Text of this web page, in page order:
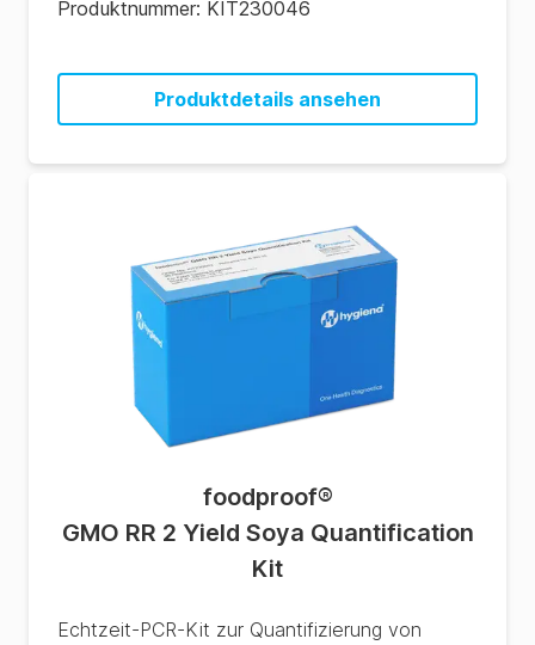
Produktnummer: KIT230046
Produktdetails ansehen
foodproof®
GMO RR 2 Yield Soya Quantification
Kit
Echtzeit-PCR-Kit zur Quantifizierung von